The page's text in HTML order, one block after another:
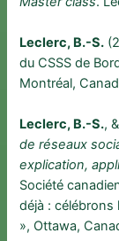
Leclerc, B.-S.
du CSSS de
Montréal,
Leclerc, B.-S.,
de réseaux
explication,
Société
déjà : célébrons
», Ottawa,